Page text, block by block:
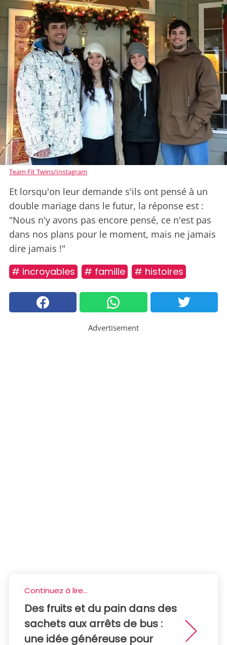
Team Fit Twins/Instagram
Et lorsqu'on leur demande s'ils ont pensé à un
double mariage dans le futur, la réponse est :
"Nous n'y avons pas encore pensé, ce n'est pas
dans nos plans pour le moment, mais ne jamais
dire jamais !"
# incroyables # famille # histoires
Advertisement
Continuez à lire...
Des fruits et du pain dans des
sachets aux arrêts de bus :
une idée généreuse pour